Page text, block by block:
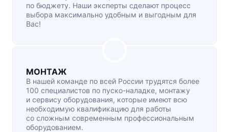
по бюджету. Наши эксперты сделают процесс
выбора максимально удобным и выгодным для
Вас!
МОНТАЖ
В нашей команде по всей России трудятся более
100 специалистов по пуско-наладке, монтажу
и сервису оборудования, которые имеют всю
необходимую квалификацию для работы
со сложным современным профессиональным
оборудованием.